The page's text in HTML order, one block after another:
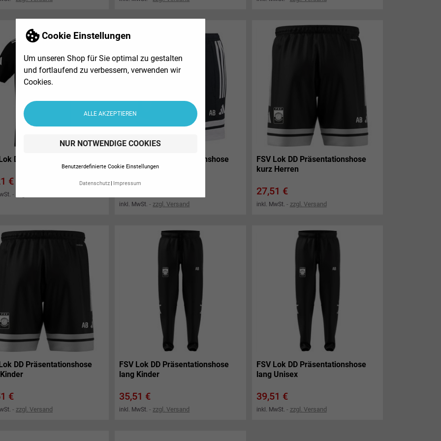
Cookie Einstellungen
Um unseren Shop für Sie optimal zu gestalten
und fortlaufend zu verbessern, verwenden wir
Cookies.
ALLE AKZEPTIEREN
NUR NOTWENDIGE COOKIES
Benutzerdefinierte Cookie Einstellungen
Datenschutz Impressum
DD Polo-Shirt Kinder
€
FSV Lok DD Präsentationshose
kurz Damen
inkl. MwSt. zzgl. Versand
FSV Lok DD Präsentationshose
kurz Herren
Preis
27,51 €
inkl. MwSt. zzgl. Versand
DD Präsentationshose
€
zzgl. Versand
FSV Lok DD Präsentationshose
lang Kinder
Preis
35,51 €
inkl. MwSt. zzgl. Versand
FSV Lok DD Präsentationshose
lang Unisex
Preis
39,51 €
inkl. MwSt. zzgl. Versand